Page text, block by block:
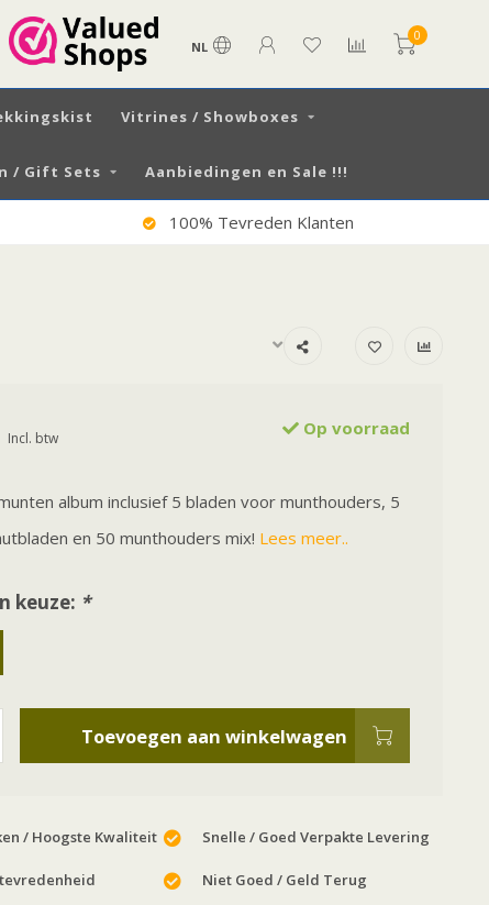
NL
0
Vitrines / Showboxes
/ Gift Sets Aanbiedingen en Sale !!!
100% Tevreden Klanten
Incl. btw Op voorraad
album inclusief 5 bladen voor munthouders, 5
en 50 munthouders mix! Lees meer..
keuze: *
Toevoegen aan winkelwagen
/ Hoogste Kwaliteit Snelle / Goed Verpakte Levering
Niet Goed / Geld Terug